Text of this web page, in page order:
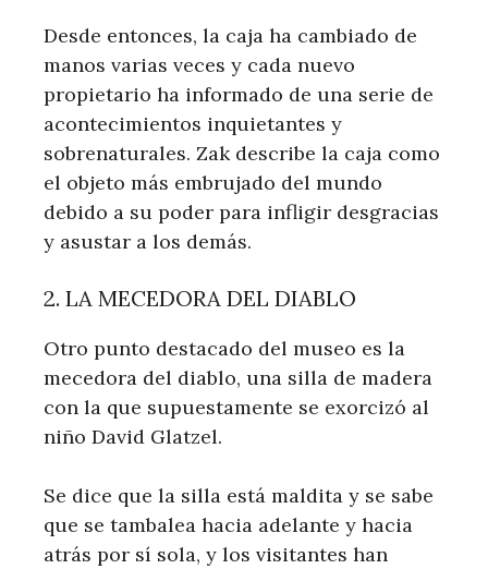
Desde entonces, la caja ha cambiado de
manos varias veces y cada nuevo
propietario ha informado de una serie de
acontecimientos inquietantes y
sobrenaturales. Zak describe la caja como
el objeto más embrujado del mundo
debido a su poder para infligir desgracias
y asustar a los demás.
2. LA MECEDORA DEL DIABLO
Otro punto destacado del museo es la
mecedora del diablo, una silla de madera
con la que supuestamente se exorcizó al
niño David Glatzel.
Se dice que la silla está maldita y se sabe
que se tambalea hacia adelante y hacia
atrás por sí sola, y los visitantes han